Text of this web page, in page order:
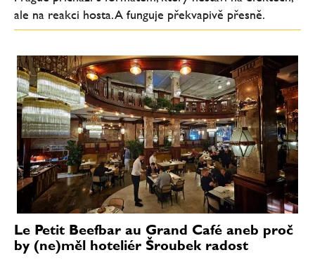
ale na reakci hosta. A funguje překvapivě přesně.
Le Petit Beefbar au Grand Café aneb proč
by (ne)měl hoteliér Šroubek radost